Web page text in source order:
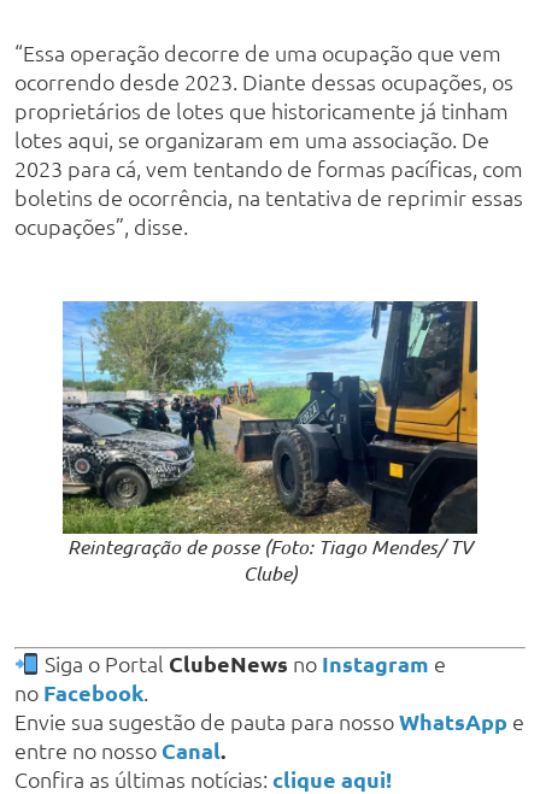
“Essa operação decorre de uma ocupação que vem
ocorrendo desde 2023. Diante dessas ocupações, os
proprietários de lotes que historicamente já tinham
lotes aqui, se organizaram em uma associação. De
2023 para cá, vem tentando de formas pacíficas, com
boletins de ocorrência, na tentativa de reprimir essas
ocupações”, disse.
Reintegração de posse (Foto: Tiago Mendes/ TV
Clube)
Siga o Portal ClubeNews no Instagram e
no Facebook.
Envie sua sugestão de pauta para nossoWhatsApp e
entre no nosso Canal.
Confira as últimas notícias: clique aqui!